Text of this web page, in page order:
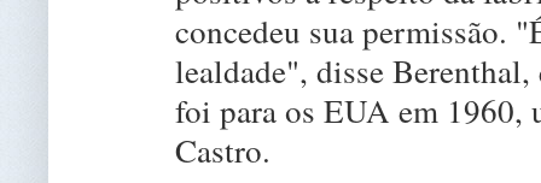
concedeu sua permissão.
lealdade", disse Berenthal,
foi para os EUA em 1960,
Castro.